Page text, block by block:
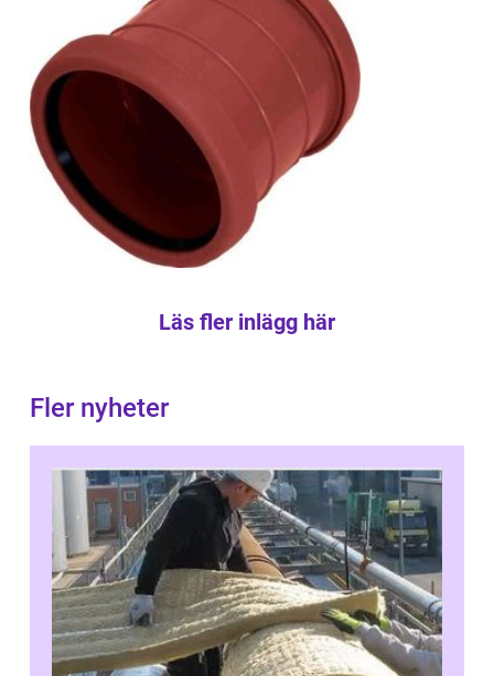
Läs fler inlägg här
Fler nyheter